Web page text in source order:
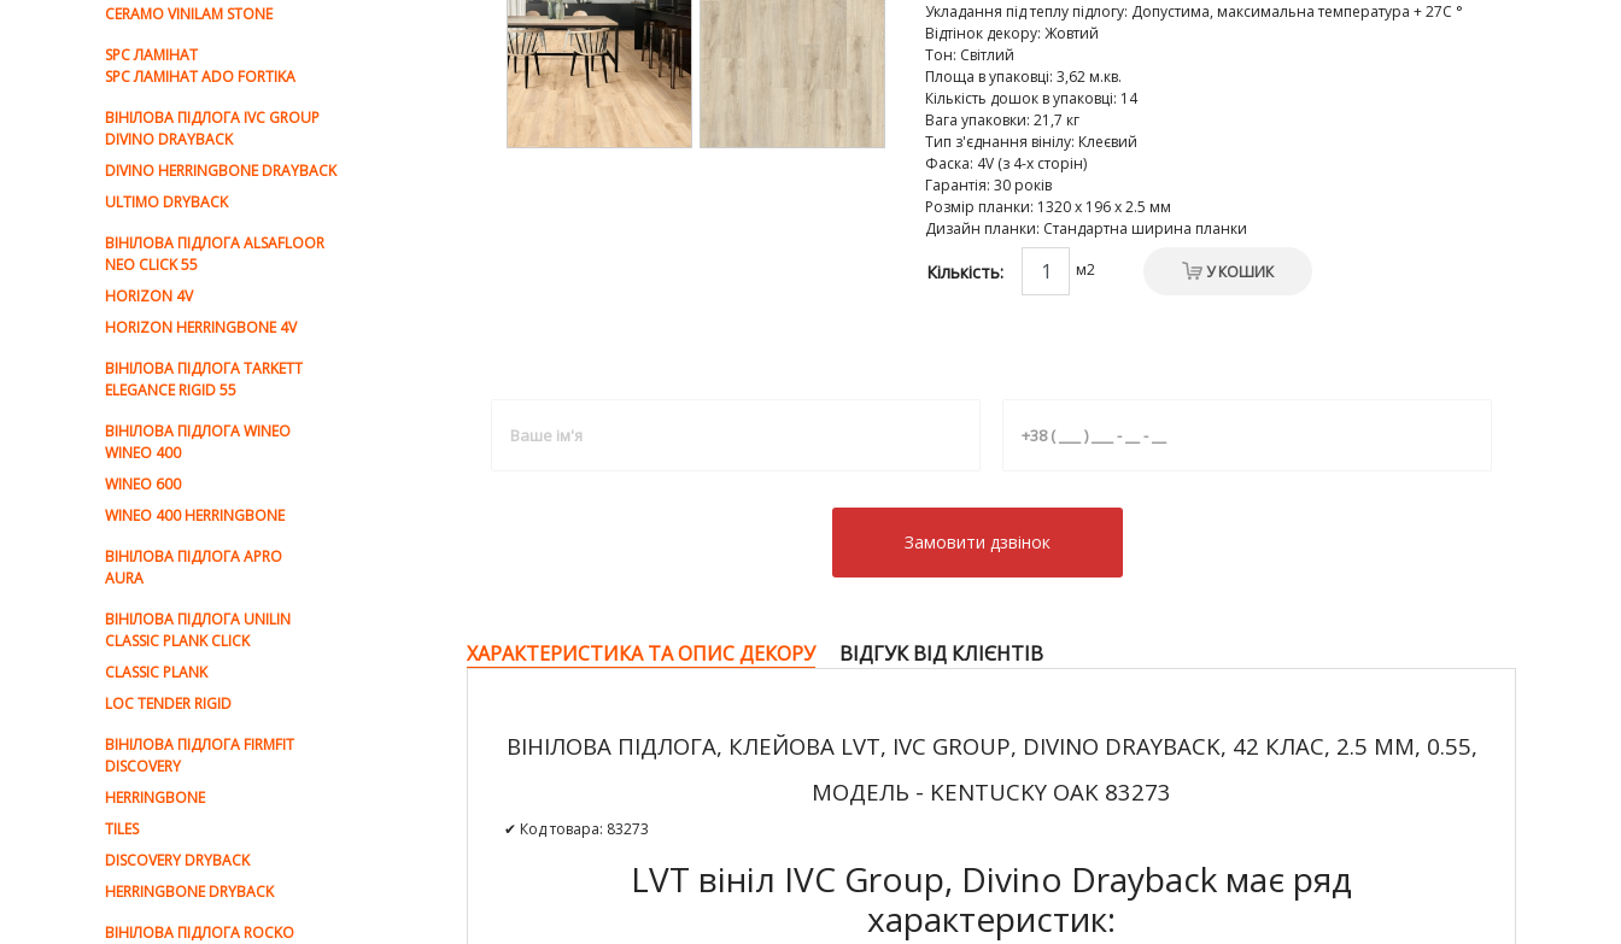
CERAMO VINILAM STONE
SPC ЛАМІНАТ
SPC ЛАМІНАТ ADO FORTIKA
ВІНІЛОВА ПІДЛОГА IVC GROUP
DIVINO DRAYBACK
DIVINO HERRINGBONE DRAYBACK
ULTIMO DRYBACK
ВІНІЛОВА ПІДЛОГА ALSAFLOOR
NEO CLICK 55
HORIZON 4V
HORIZON HERRINGBONE 4V
ВІНІЛОВА ПІДЛОГА TARKETT
ELEGANCE RIGID 55
ВІНІЛОВА ПІДЛОГА WINEO
WINEO 400
WINEO 600
WINEO 400 HERRINGBONE
ВІНІЛОВА ПІДЛОГА APRO
AURA
ВІНІЛОВА ПІДЛОГА UNILIN
CLASSIC PLANK CLICK
CLASSIC PLANK
LOC TENDER RIGID
ВІНІЛОВА ПІДЛОГА FIRMFIT
DISCOVERY
HERRINGBONE
TILES
DISCOVERY DRYBACK
HERRINGBONE DRYBACK
ВІНІЛОВА ПІДЛОГА ROCKO
Укладання під теплу підлогу: Допустима, максимальна температура + 27C °
Відтінок декору: Жовтий
Тон: Світлий
Площа в упаковці: 3,62 м.кв.
Кількість дошок в упаковці: 14
Вага упаковки: 21,7 кг
Тип з'єднання вінілу: Клеєвий
Фаска: 4V (з 4-х сторін)
Гарантія: 30 років
Розмір планки: 1320 х 196 х 2.5 мм
Дизайн планки: Стандартна ширина планки
Кількість: м2 У КОШИК
Замовити дзвiнок
ХАРАКТЕРИСТИКА ТА ОПИС ДЕКОРУ ВІДГУК ВІД КЛІЄНТІВ
ВІНІЛОВА ПІДЛОГА, КЛЕЙОВА LVT, IVC GROUP, DIVINO DRAYBACK, 42 КЛАС, 2.5 ММ, 0.55,
МОДЕЛЬ - KENTUCKY OAK 83273
✔ Код товара: 83273
LVT вініл IVC Group, Divino Drayback має ряд
характеристик: